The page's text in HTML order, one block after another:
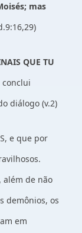
mas
QUE TU
conclui
diálogo (v.2)
e que por
além de não
demônios, os
em